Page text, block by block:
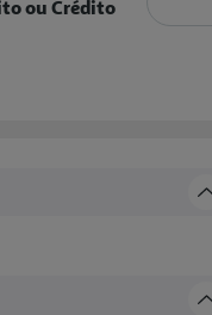
ou Crédito